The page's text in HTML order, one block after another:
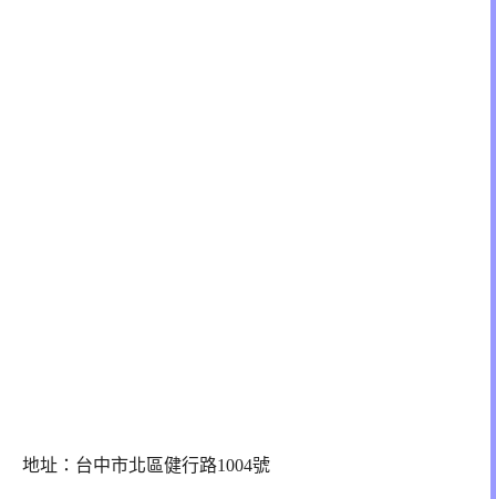
地址：台中市北區健行路1004號